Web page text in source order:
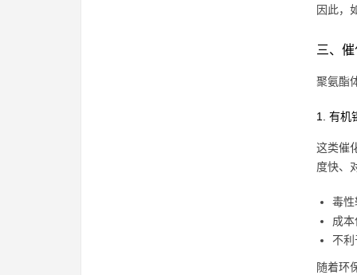
因此，
三、
聚氨酯
1. 有机
这类催
度快、
毒性
成
不
随着环